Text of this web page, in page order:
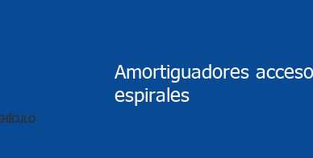
Amortiguadores
espirales